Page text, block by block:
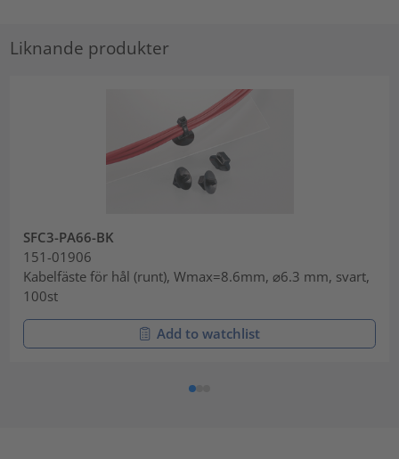
Liknande produkter
SFC3-PA66-BK
151-01906
Kabelfäste för hål (runt), Wmax=8.6mm, ⌀6.3 mm, svart,
100st
Add to watchlist